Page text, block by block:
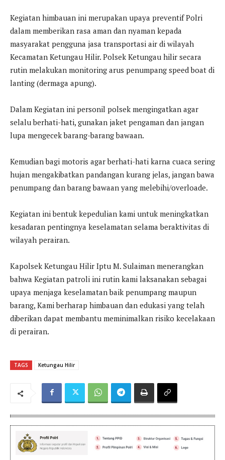
Kegiatan himbauan ini merupakan upaya preventif Polri
dalam memberikan rasa aman dan nyaman kepada
masyarakat pengguna jasa transportasi air di wilayah
Kecamatan Ketungau Hilir. Polsek Ketungau hilir secara
rutin melakukan monitoring arus penumpang speed boat di
lanting (dermaga apung).
Dalam Kegiatan ini personil polsek mengingatkan agar
selalu berhati-hati, gunakan jaket pengaman dan jangan
lupa mengecek barang-barang bawaan.
Kemudian bagi motoris agar berhati-hati karna cuaca sering
hujan mengakibatkan pandangan kurang jelas, jangan bawa
penumpang dan barang bawaan yang melebihi/overloade.
Kegiatan ini bentuk kepedulian kami untuk meningkatkan
kesadaran pentingnya keselamatan selama beraktivitas di
wilayah perairan.
Kapolsek Ketungau Hilir Iptu M. Sulaiman menerangkan
bahwa Kegiatan patroli ini rutin kami laksanakan sebagai
upaya menjaga keselamatan baik penumpang maupun
barang, Kami berharap himbauan dan edukasi yang telah
diberikan dapat membantu meminimalkan risiko kecelakaan
di perairan.
TAGS Ketungau Hilir